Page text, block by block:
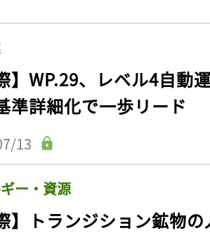
】WP.29、レベル4自動
準詳細化で一歩リード
13
ー・資源
】トランジション鉱物